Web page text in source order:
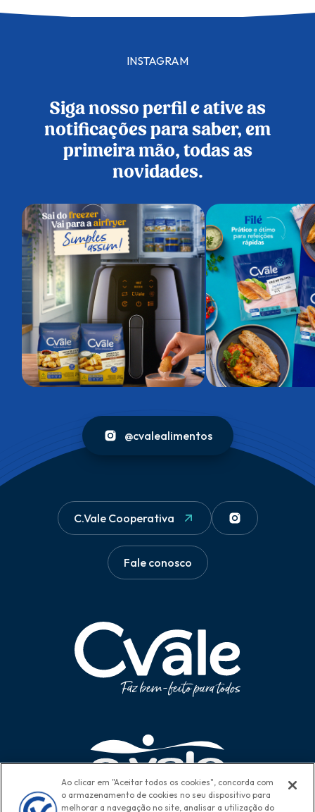
INSTAGRAM
Siga nosso perfil e ative as
notificações para saber, em
primeira mão, todas as
novidades.
@cvalealimentos
C.Vale Cooperativa
Fale conosco
Ao clicar em "Aceitar todos os cookies", concorda com
o armazenamento de cookies no seu dispositivo para
melhorar a navegação no site, analisar a utilização do